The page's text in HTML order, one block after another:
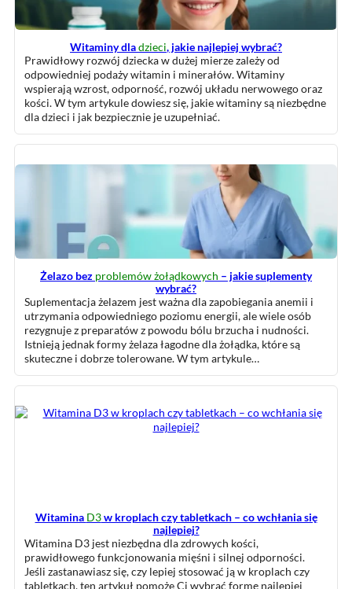
Witaminy dladzieci, jakie najlepiej wybrać?
Prawidłowy rozwój dziecka w dużej mierze zależy od
odpowiedniej podaży witamin i minerałów. Witaminy
wspierają wzrost, odporność, rozwój układu nerwowego oraz
kości. W tym artykule dowiesz się, jakie witaminy są niezbędne
dla dzieci i jak bezpiecznie je uzupełniać.
Żelazo bez problemów żołądkowych – jakie suplementy
wybrać?
Suplementacja żelazem jest ważna dla zapobiegania anemii i
utrzymania odpowiedniego poziomu energii, ale wiele osób
rezygnuje z preparatów z powodu bólu brzucha i nudności.
Istnieją jednak formy żelaza łagodne dla żołądka, które są
skuteczne i dobrze tolerowane. W tym artykule…
Witamina D3w kroplach czy tabletkach – co wchłania się
najlepiej?
Witamina D3 jest niezbędna dla zdrowych kości,
prawidłowego funkcjonowania mięśni i silnej odporności.
Jeśli zastanawiasz się, czy lepiej stosować ją w kroplach czy
tabletkach, ten artykuł pomoże Ci wybrać formę najlepiej